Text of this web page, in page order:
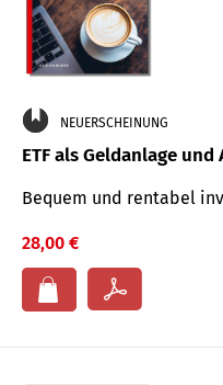
NEUERSCHEINUNG
ETF als Geldanlage
Bequem und rentabel
28,00 €